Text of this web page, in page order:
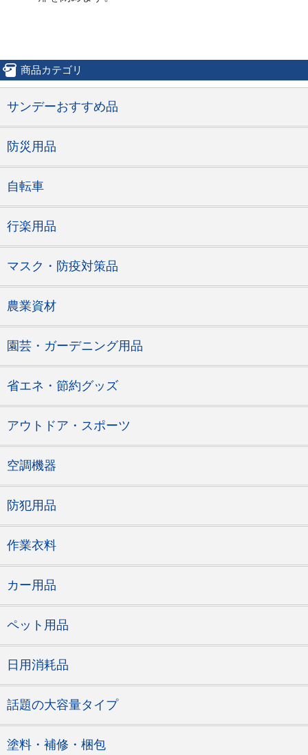
商品カテゴリ
サンデーおすすめ品
防災用品
自転車
行楽用品
マスク・防疫対策品
農業資材
園芸・ガーデニング用品
省エネ・節約グッズ
アウトドア・スポーツ
空調機器
防犯用品
作業衣料
カー用品
ペット用品
日用消耗品
話題の大容量タイプ
塗料・補修・梱包